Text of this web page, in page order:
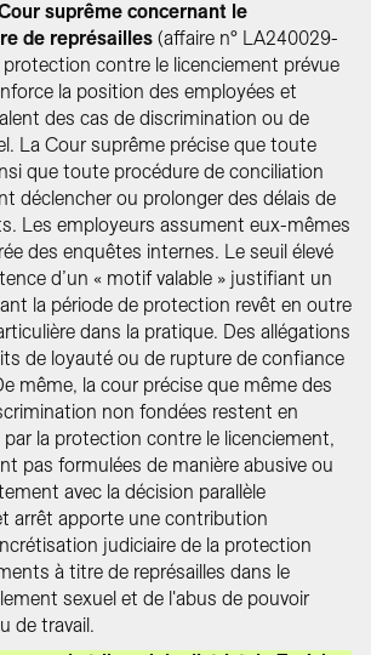
suprême concernant le
de représailles (affaire n° LA240029-
contre le licenciement prévue
la position des employées et
des cas de discrimination ou de
La Cour suprême précise que toute
que toute procédure de conciliation
déclencher ou prolonger des délais de
Les employeurs assument eux-mêmes
des enquêtes internes. Le seuil élevé
d’un « motif valable » justifiant un
la période de protection revêt en outre
dans la pratique. Des allégations
de loyauté ou de rupture de confiance
même, la cour précise que même des
non fondées restent en
la protection contre le licenciement,
pas formulées de manière abusive ou
avec la décision parallèle
arrêt apporte une contribution
judiciaire de la protection
à titre de représailles dans le
sexuel et de l'abus de pouvoir
de travail.